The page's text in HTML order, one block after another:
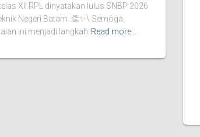
XII RPL dinyatakan lulus SNBP 2026
Negeri Batam. 👏✨\ Semoga
ini menjadi langkah Read more…